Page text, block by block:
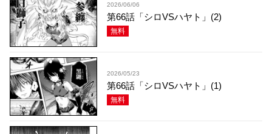
2026/06/06
第66話「シロVSハヤト」(2)
無料
2026/05/23
第66話「シロVSハヤト」(1)
無料